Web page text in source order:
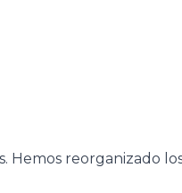
Hemos reorganizado